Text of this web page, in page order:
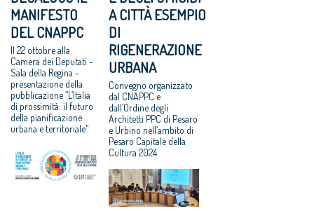
MANIFESTO
DEL CNAPPC
Il 22 ottobre alla
Camera dei Deputati -
Sala della Regina -
presentazione della
pubblicazione “L’Italia
di prossimità: il futuro
della pianificazione
urbana e territoriale"
A CITTÀ ESEMPIO
DI
RIGENERAZIONE
URBANA
Convegno organizzato
dal CNAPPC e
dall’Ordine degli
Architetti PPC di Pesaro
e Urbino nell’ambito di
Pesaro Capitale della
Cultura 2024